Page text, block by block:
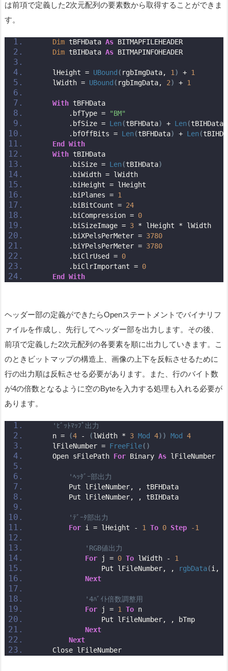
は前項で定義した2次元配列の要素数から取得することができま
す。
Dim tBFHData As BITMAPFILEHEADER
Dim tBIHData As BITMAPINFOHEADER
    lHeight =
UBound ( rgbImgData, 1 ) + 1
    lWidth =
UBound ( rgbImgData, 2) + 1
With tBFHData
        .bfType =
"BM"
        .bfSize =
Len(tBFHData) + Len(tBIHData
        .bfOffBits =
Len(tBFHData) + Len(
End
With
With tBIHData
        .biSize =
Len(tBIHData)
        .biWidth = lWidth
        .biHeight = lHeight
        .biPlanes =
1
        .biBitCount =
24
        .biCompression =
0
        .biSizeImage =
3 * lHeight * lWidth
        .biXPelsPerMeter =
3780
        .biYPelsPerMeter =
3780
        .biClrUsed =
0
        .biClrImportant =
0
End
With
ヘッダー部の定義ができたらOpenステートメントでバイナリフ
ァイルを作成し、先行してヘッダー部を出力します。その後、
前項で定義した2次元配列の各要素を順に出力していきます。こ
のときビットマップの構造上、画像の上下を反転させるために
行の出力順は反転させる必要があります。また、行のバイト数
が4の倍数となるように空のByteを入力する処理も入れる必要が
あります。
'ﾋﾞｯﾄﾏｯﾌﾟ出力
    n =
(4 - (lWidth * 3 Mod 4)) Mod
4
    lFileNumber =
FreeFile()
    Open sFilePath
For Binary As lFileNumber
'ﾍｯﾀﾞｰ部出力
        Put lFileNumber, , tBFHData
        Put lFileNumber, , tBIHData
'ﾃﾞｰﾀ部出力
For i = lHeight - 1 To 0 Step -1
'RGB値出力
For j = 0 To lWidth - 1
                Put lFileNumber, ,
rgbData(i, j
Next
'4ﾊﾞｲﾄ倍数調整用
For j = 1 To n
                Put lFileNumber, , bTmp
Next
Next
    Close lFileNumber